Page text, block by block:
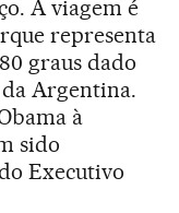
A viagem é
representa
graus dado
Argentina.
à
sido
Executivo